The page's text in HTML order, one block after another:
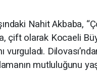
Nahit Akbaba,
çift olarak Kocaeli
mutluluğunu